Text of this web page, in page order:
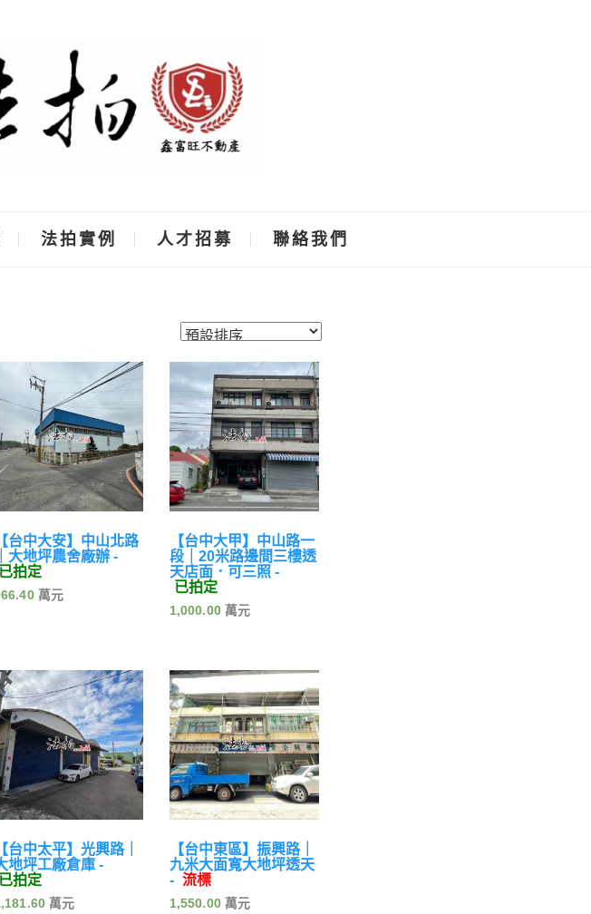
法拍實例 人才招募 聯絡我們
【台中大安】中山北路
｜大地坪農舍廠辦 -
已拍定
【台中大甲】中山路一
段｜20米路邊間三樓透
天店面．可三照 -
已拍定
1,000.00
【台中太平】光興路｜
地坪工廠倉庫 -
已拍定
【台中東區】振興路｜
九米大面寬大地坪透天
- 流標
1,550.00